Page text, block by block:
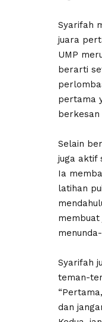
Syarifah
juara
UMP
berarti
pertama
berkesan
Selain
juga aktif
Ia
latihan
Syarifah
teman-
dan